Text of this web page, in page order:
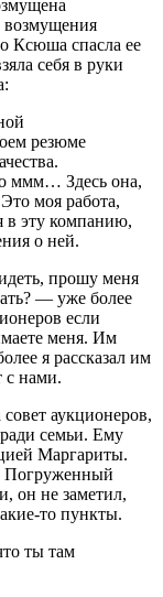
возмущения
Ксюша спасла ее
себя в руки
резюме
ммм… Здесь она,
моя работа,
в эту компанию,
о ней.
прошу меня
— уже более
если
меня. Им
я рассказал им
с нами.
аукционеров,
семьи. Ему
Маргариты.
Погруженный
он не заметил,
то пункты.
ты там